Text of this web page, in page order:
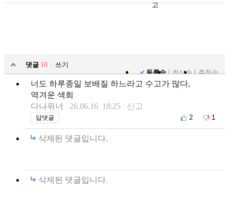
고
댓글 10
쓰기
등록순
최신순 추천순
너도 하루종일 보배질 하느라고 수고가 많다,
역겨운 색희
다나위너
26.06.16 18:25 신고
답댓글 2 1
삭제된 댓글입니다.
삭제된 댓글입니다.